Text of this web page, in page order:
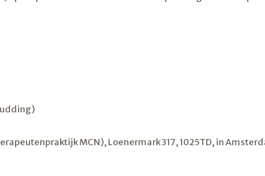
MCN), Loenermark 317, 1025TD, in